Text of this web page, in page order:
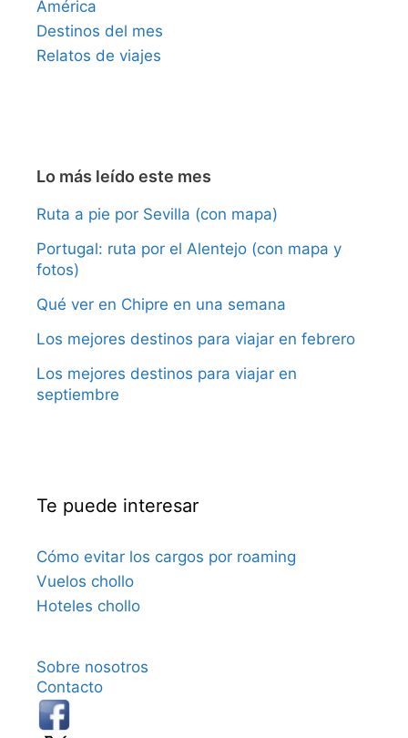
América
Destinos del mes
Relatos de viajes
Lo más leído este mes
Ruta a pie por Sevilla (con mapa)
Portugal: ruta por el Alentejo (con mapa y
fotos)
Qué ver en Chipre en una semana
Los mejores destinos para viajar en febrero
Los mejores destinos para viajar en
septiembre
Te puede interesar
Cómo evitar los cargos por roaming
Vuelos chollo
Hoteles chollo
Sobre nosotros
Contacto